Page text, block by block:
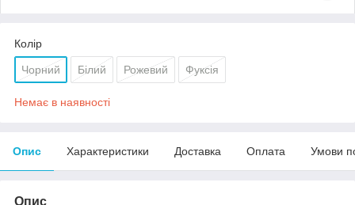
Колір
Чорний Білий Рожевий Фуксія
Немає в наявності
Опис Характеристики Доставка Оплата Умови
Опис